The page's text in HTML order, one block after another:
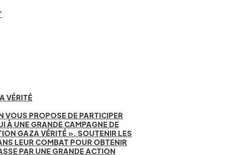
VÉRITÉ
VOUS PROPOSE DE PARTICIPER
À UNE GRANDE CAMPAGNE DE
GAZA VÉRITÉ ». SOUTENIR LES
LEUR COMBAT POUR OBTENIR
PAR UNE GRANDE ACTION